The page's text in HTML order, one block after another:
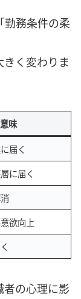
勤務条件の柔
く変わりま
意味
届く
に届く
欲向上
者の心理に影